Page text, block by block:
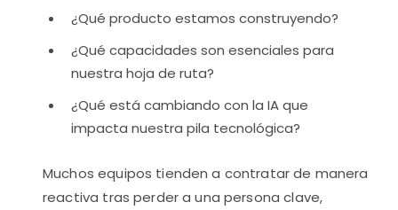
¿Qué producto estamos construyendo?
¿Qué capacidades son esenciales para
nuestra hoja de ruta?
¿Qué está cambiando con la IA que
impacta nuestra pila tecnológica?
Muchos equipos tienden a contratar de manera
reactiva tras perder a una persona clave,